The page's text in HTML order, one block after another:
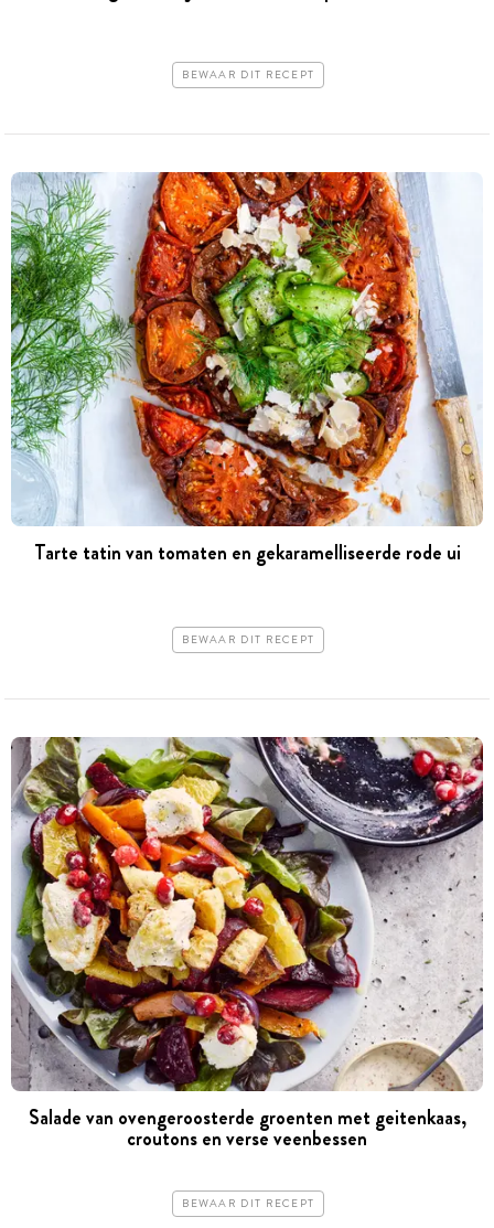
BEWAAR DIT RECEPT
Tarte tatin van tomaten en gekaramelliseerde rode ui
BEWAAR DIT RECEPT
Salade van ovengeroosterde groenten met geitenkaas,
croutons en verse veenbessen
BEWAAR DIT RECEPT